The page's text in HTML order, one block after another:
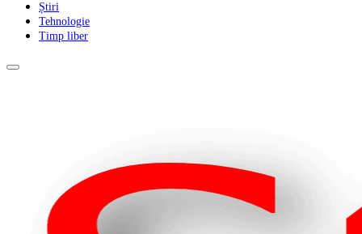
Știri
Tehnologie
Timp liber